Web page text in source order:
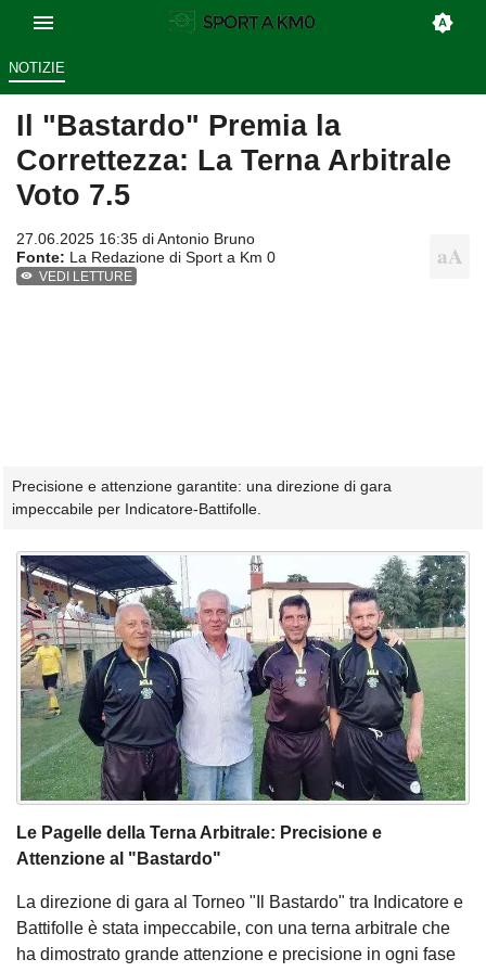
NOTIZIE
Il "Bastardo" Premia la
Correttezza: La Terna Arbitrale
Voto 7.5
27.06.2025 16:35 diAntonio Bruno
Fonte: La Redazione di Sport a Km 0
VEDI LETTURE
Precisione e attenzione garantite: una direzione di gara
impeccabile per Indicatore-Battifolle.
Le Pagelle della Terna Arbitrale: Precisione e
Attenzione al "Bastardo"
La direzione di gara al Torneo "Il Bastardo" tra Indicatore e
Battifolle è stata impeccabile, con una terna arbitrale che
ha dimostrato grande attenzione e precisione in ogni fase